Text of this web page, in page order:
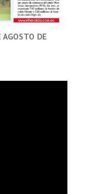
AGOSTO DE